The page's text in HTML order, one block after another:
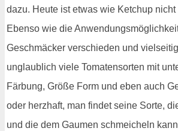
dazu. Heute ist etwas wie Ketchup
Ebenso wie die
Geschmäcker verschieden und
unglaublich viele Tomatensorten mit
Färbung, Größe Form und eben auch
oder herzhaft, man findet seine Sorte,
und die dem Gaumen schmeicheln